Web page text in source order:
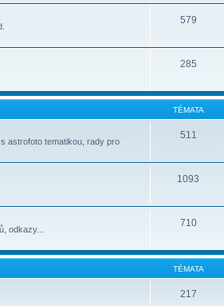
579
285
TÉMATA
astrofoto tematikou, rady pro
511
1093
odkazy...
710
TÉMATA
217